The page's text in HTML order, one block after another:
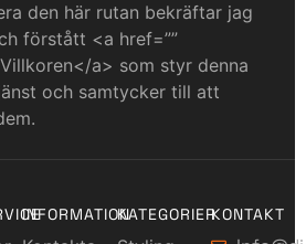
den här rutan bekräftar jag
förstått <a href=””
a> som styr denna
och samtycker till att
INFORMATIONKATEGORIERKONTAKT